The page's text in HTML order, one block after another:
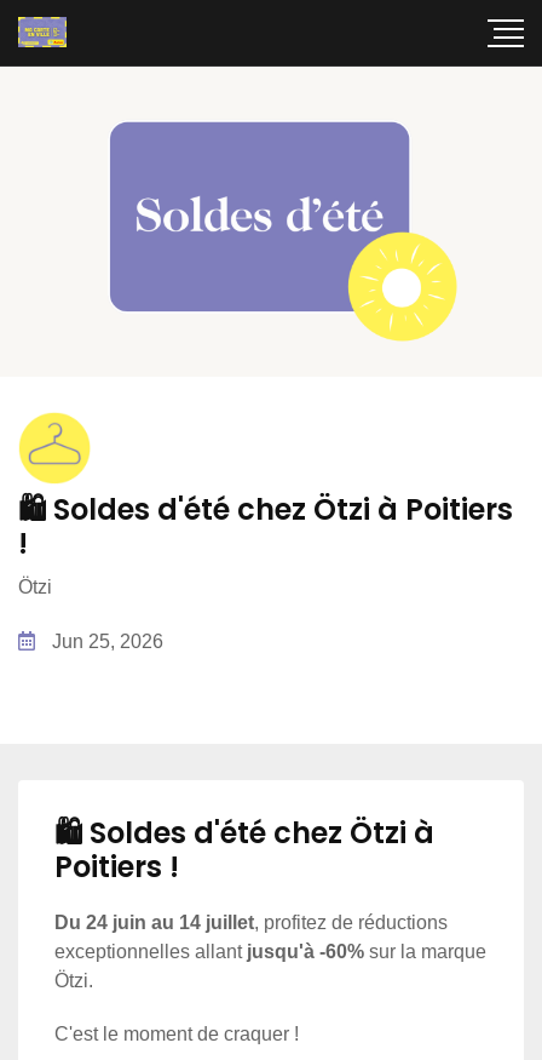
🛍️ Soldes d'été chez Ötzi à Poitiers
!
Ötzi
Jun 25, 2026
🛍️ Soldes d'été chez Ötzi à
Poitiers !
Du 24 juin au 14 juillet, profitez de réductions
exceptionnelles allant jusqu'à -60% sur la marque
Ötzi.
C'est le moment de craquer !